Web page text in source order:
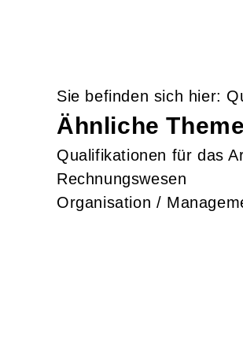
Ähnliche
Qualifikationen für das
Rechnungswesen
Organisation /